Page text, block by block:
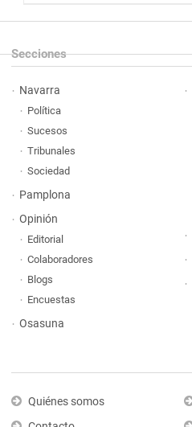
Secciones
Navarra
Política
Sucesos
Tribunales
Sociedad
Pamplona
Opinión
Editorial
Colaboradores
Blogs
Encuestas
Osasuna
Quiénes somos